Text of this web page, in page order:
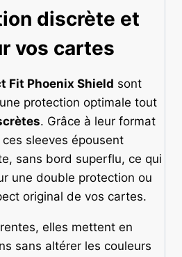
discrète et
vos cartes
Fit Phoenix Shield sont
protection optimale tout
. Grâce à leur format
ces sleeves épousent
sans bord superflu, ce qui
une double protection ou
original de vos cartes.
elles mettent en
sans altérer les couleurs